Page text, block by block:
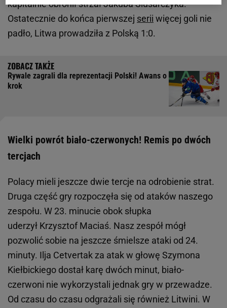
kapitalnie obronił strzał Jakuba Ślusarczyka.
Ostatecznie do końca pierwszej serii więcej goli nie
padło, Litwa prowadziła z Polską 1:0.
Rywale zagrali dla reprezentacji Polski! Awans o
krok
Wielki powrót biało-czerwonych! Remis po dwóch
tercjach
Polacy mieli jeszcze dwie tercje na odrobienie strat.
Druga część gry rozpoczęła się od ataków naszego
zespołu. W 23. minucie obok słupka
uderzył Krzysztof Maciaś. Nasz zespół mógł
pozwolić sobie na jeszcze śmielsze ataki od 24.
minuty. Ilja Cetvertak za atak w głowę Szymona
Kiełbickiego dostał karę dwóch minut, biało-
czerwoni nie wykorzystali jednak gry w przewadze.
Od czasu do czasu odgrażali się również Litwini. W